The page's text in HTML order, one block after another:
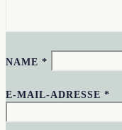
NAME*
E-MAIL-ADRESSE*